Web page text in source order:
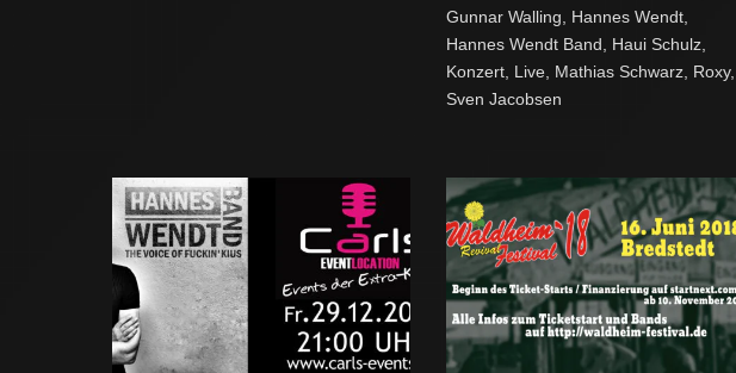
Gunnar Walling
Hannes Wendt,
Hannes Wendt Band
Haui Schulz,
Konzert, Live, Mathias Schwarz, Roxy,
Sven Jacobsen